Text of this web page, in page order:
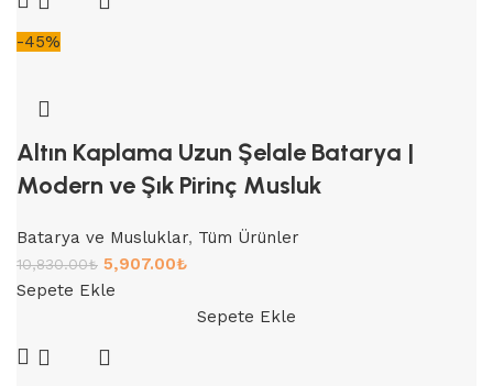
-45%
Altın Kaplama Uzun Şelale Batarya |
Modern ve Şık Pirinç Musluk
Batarya ve Musluklar, Tüm Ürünler
10,830.00₺ 5,907.00₺
Sepete Ekle
Sepete Ekle